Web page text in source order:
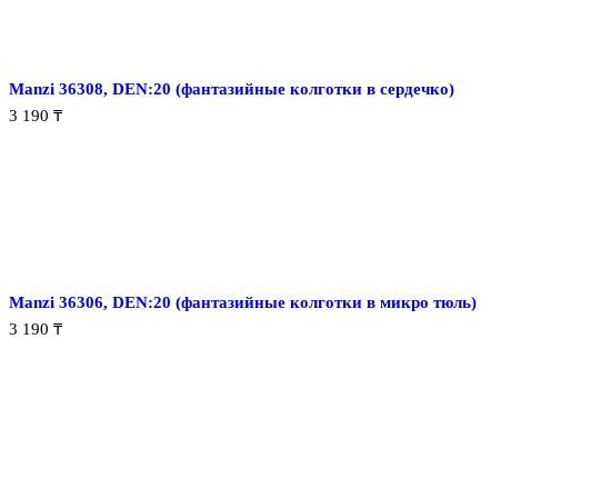
Manzi 36308, DEN:20 (фантазийные колготки в сердечко)
3 190 ₸
Manzi 36306, DEN:20 (фантазийные колготки в микро тюль)
3 190 ₸